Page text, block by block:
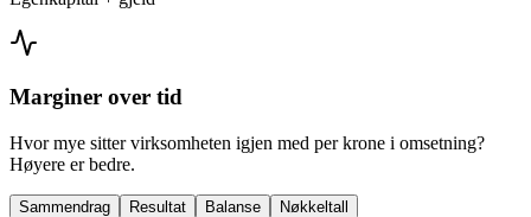
Marginer over tid
Hvor mye sitter virksomheten igjen med per krone i omsetning?
Høyere er bedre.
Sammendrag Resultat Balanse
Nøkkeltall